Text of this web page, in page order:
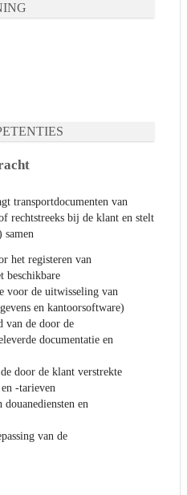
transportdocumenten van
rechtstreeks bij de klant en stelt
samen
het registeren van
beschikbare
voor de uitwisseling van
en kantoorsoftware)
van de door de
documentatie en
door de klant verstrekte
en -tarieven
en
van de